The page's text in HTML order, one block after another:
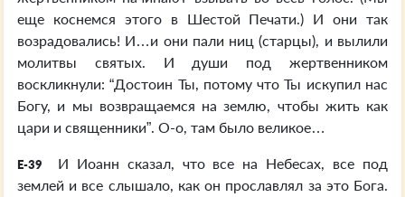
еще коснемся этого в Шестой Печати.) И они так
возрадовались! И…и они пали ниц (старцы), и вылили
молитвы святых. И души под жертвенником
воскликнули: “Достоин Ты, потому что Ты искупил нас
Богу, и мы возвращаемся на землю, чтобы жить как
цари и священники”. О-о, там было великое…
E-39
И Иоанн сказал, что все на Небесах, все под
землей и все слышало, как он прославлял за это Бога.